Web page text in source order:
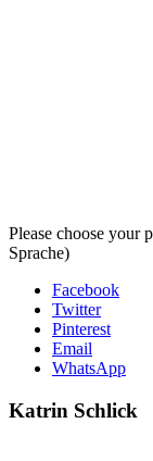
Please choose your
Sprache)
Facebook
Twitter
Pinterest
Email
WhatsApp
Katrin Schlick